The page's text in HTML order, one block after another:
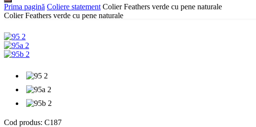
Prima pagină Coliere statement Colier Feathers verde cu pene naturale
Colier Feathers verde cu pene naturale
Cod produs: C187